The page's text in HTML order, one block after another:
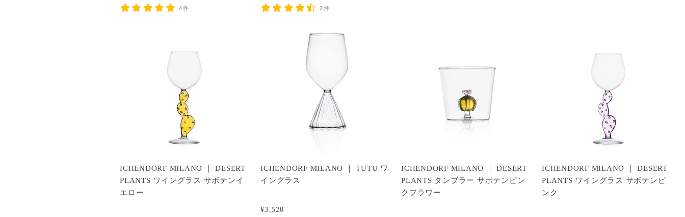
4件 2件
ICHENDORF MILANO ｜ DESERT
PLANTS ワイングラス サボテンイ
エロー
¥3,520
ICHENDORF MILANO ｜ TUTU ワ
イングラス
ICHENDORF MILANO ｜ DESERT
PLANTS タンブラー サボテンピン
クフラワー
ICHENDORF MILANO ｜ DESERT
PLANTS ワイングラス サボテンピ
ンク